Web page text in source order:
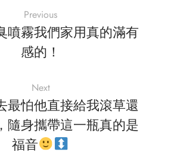
Previous
噴霧我們家用真的滿有
感的！
Next
最怕他直接給我滾草還
隨身攜帶這一瓶真的是
福音